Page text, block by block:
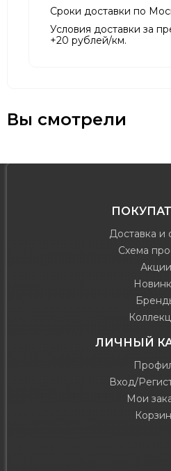
Сроки доставки по
Условия доставки за
+20 рублей/км.
Вы смотрели
Доставка и
Схема
Акции
ЛИЧНЫЙ
Вход/
Мои